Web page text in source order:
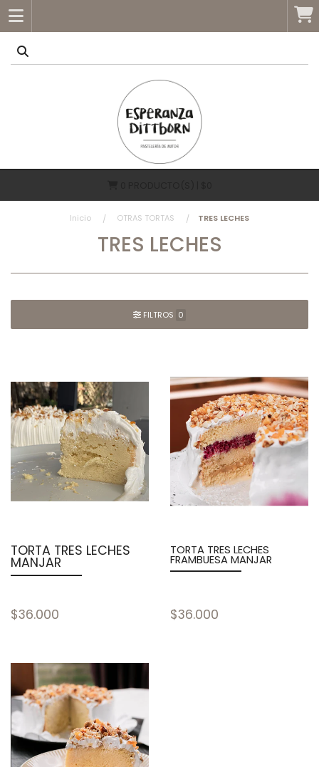
Inicio OTRAS TORTAS TRES LECHES
TRES LECHES
FILTROS 0
TORTA TRES LECHES
MANJAR
$36.000
TORTA TRES LECHES
FRAMBUESA MANJAR
$36.000